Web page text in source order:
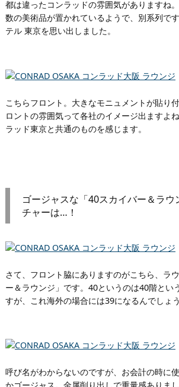
都は違ったコンラッドの雰囲気がありますね
数の美術品が置かれているようで、別系列で
テル 東京を思い出しました。
こちらフロント。大きなモニュメントが貼り
ロントの雰囲気って各社のイメージ出ますよ
ラッド東京と共通のものを感じます。
ゴージャスな「40スカイバー＆ラウ
チャーは…！
さて、フロント脇にありますのがこちら、ラ
ー＆ラウンジ」です。40というのは40階とい
すが、これ海外の場合には39になるんでしょう
呼び名がわからないのですが、お会計の時に